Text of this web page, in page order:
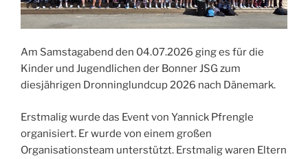
Am Samstagabend den 04.07.2026 ging es für die
Kinder und Jugendlichen der Bonner JSG zum
diesjährigen Dronninglundcup 2026 nach Dänemark.
Erstmalig wurde das Event von Yannick Pfrengle
organisiert. Er wurde von einem großen
Organisationsteam unterstützt. Erstmalig waren Eltern